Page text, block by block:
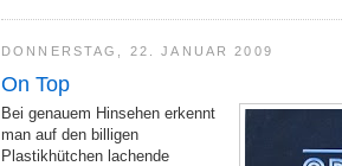
DONNERSTAG, 22. JANUAR 2009
On Top
Bei genauem Hinsehen erkennt
man auf den billigen
Plastikhütchen lachende